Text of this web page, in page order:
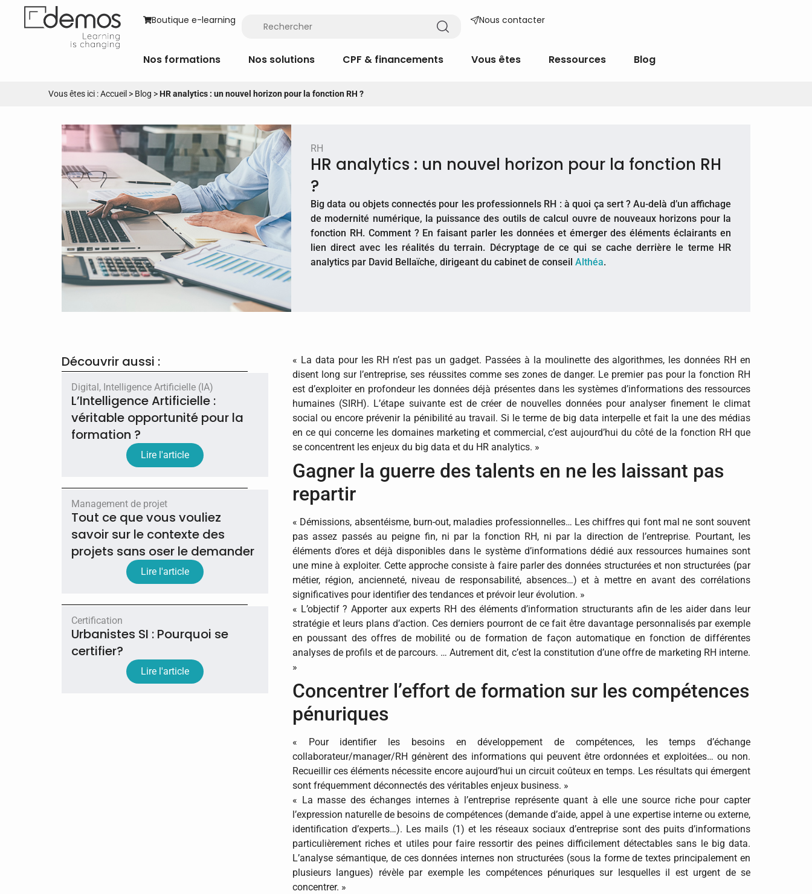
Boutique e-learning Nous contacter
Nos formations Nos solutions CPF & financements Vous êtes Ressources Blog
Vous êtes ici :Accueil > Blog >HR analytics : un nouvel horizon pour la fonction RH ?
RH
HR analytics : un nouvel horizon pour la fonction RH
?
​Big data ou objets connectés pour les professionnels RH : à quoi ça sert ? Au-delà d’un affichage
de modernité numérique, la puissance des outils de calcul ouvre de nouveaux horizons pour la
fonction RH. Comment ? En faisant parler les données et émerger des éléments éclairants en
lien direct avec les réalités du terrain. Décryptage de ce qui se cache derrière le terme HR
analytics par David Bellaïche, dirigeant du cabinet de conseil Althéa.
Découvrir aussi :
Digital , Intelligence Artificielle (IA)
L’Intelligence Artificielle :
véritable opportunité pour la
formation ?
Lire l'article
Management de projet
Tout ce que vous vouliez
savoir sur le contexte des
projets sans oser le demander
Lire l'article
Certification
Urbanistes SI : Pourquoi se
certifier?
Lire l'article
« La data pour les RH n’est pas un gadget. Passées à la moulinette des algorithmes, les données RH en
disent long sur l’entreprise, ses réussites comme ses zones de danger. Le premier pas pour la fonction RH
est d’exploiter en profondeur les données déjà présentes dans les systèmes d’informations des ressources
humaines (SIRH). L’étape suivante est de créer de nouvelles données pour analyser finement le climat
social ou encore prévenir la pénibilité au travail. Si le terme de big data interpelle et fait la une des médias
en ce qui concerne les domaines marketing et commercial, c’est aujourd’hui du côté de la fonction RH que
se concentrent les enjeux du big data et du HR analytics. »
Gagner la guerre des talents en ne les laissant pas
repartir
« Démissions, absentéisme, burn-out, maladies professionnelles… Les chiffres qui font mal ne sont souvent
pas assez passés au peigne fin, ni par la fonction RH, ni par la direction de l’entreprise. Pourtant, les
éléments d’ores et déjà disponibles dans le système d’informations dédié aux ressources humaines sont
une mine à exploiter. Cette approche consiste à faire parler des données structurées et non structurées (par
métier, région, ancienneté, niveau de responsabilité, absences…) et à mettre en avant des corrélations
significatives pour identifier des tendances et prévoir leur évolution. »
« L’objectif ? Apporter aux experts RH des éléments d’information structurants afin de les aider dans leur
stratégie et leurs plans d’action. Ces derniers pourront de ce fait être davantage personnalisés par exemple
en poussant des offres de mobilité ou de formation de façon automatique en fonction de différentes
analyses de profils et de parcours. … Autrement dit, c’est la constitution d’une offre de marketing RH interne.
»
Concentrer l’effort de formation sur les compétences
pénuriques
« Pour identifier les besoins en développement de compétences, les temps d’échange
collaborateur/manager/RH génèrent des informations qui peuvent être ordonnées et exploitées… ou non.
Recueillir ces éléments nécessite encore aujourd’hui un circuit coûteux en temps. Les résultats qui émergent
sont fréquemment déconnectés des véritables enjeux business. »
« La masse des échanges internes à l’entreprise représente quant à elle une source riche pour capter
l’expression naturelle de besoins de compétences (demande d’aide, appel à une expertise interne ou externe,
identification d’experts…). Les mails (1) et les réseaux sociaux d’entreprise sont des puits d’informations
particulièrement riches et utiles pour faire ressortir des peines difficilement détectables sans le big data.
L’analyse sémantique, de ces données internes non structurées (sous la forme de textes principalement en
plusieurs langues) révèle par exemple les compétences pénuriques sur lesquelles il est urgent de se
concentrer. »